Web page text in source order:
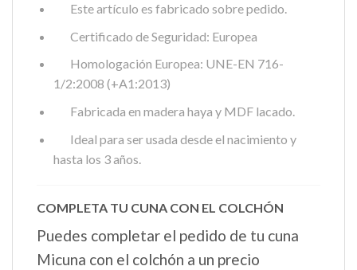
Este artículo es fabricado sobre pedido.
Certificado de Seguridad: Europea
Homologación Europea: UNE-EN 716-
1/2:2008 (+A1:2013)
Fabricada en madera haya y MDF lacado.
Ideal para ser usada desde el nacimiento y
hasta los 3 años.
COMPLETA TU CUNA CON EL COLCHÓN
Puedes completar el pedido de tu cuna
Micuna con el colchón a un precio